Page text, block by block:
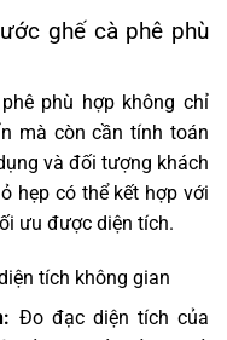
ghế cà phê phù
phù hợp không chỉ
mà còn cần tính toán
và đối tượng khách
hẹp có thể kết hợp với
ưu được diện tích.
tích không gian
Đo đạc diện tích của